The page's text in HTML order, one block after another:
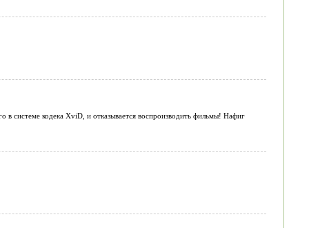
в системе кодека XviD, и отказывается воспроизводить фильмы! Нафиг